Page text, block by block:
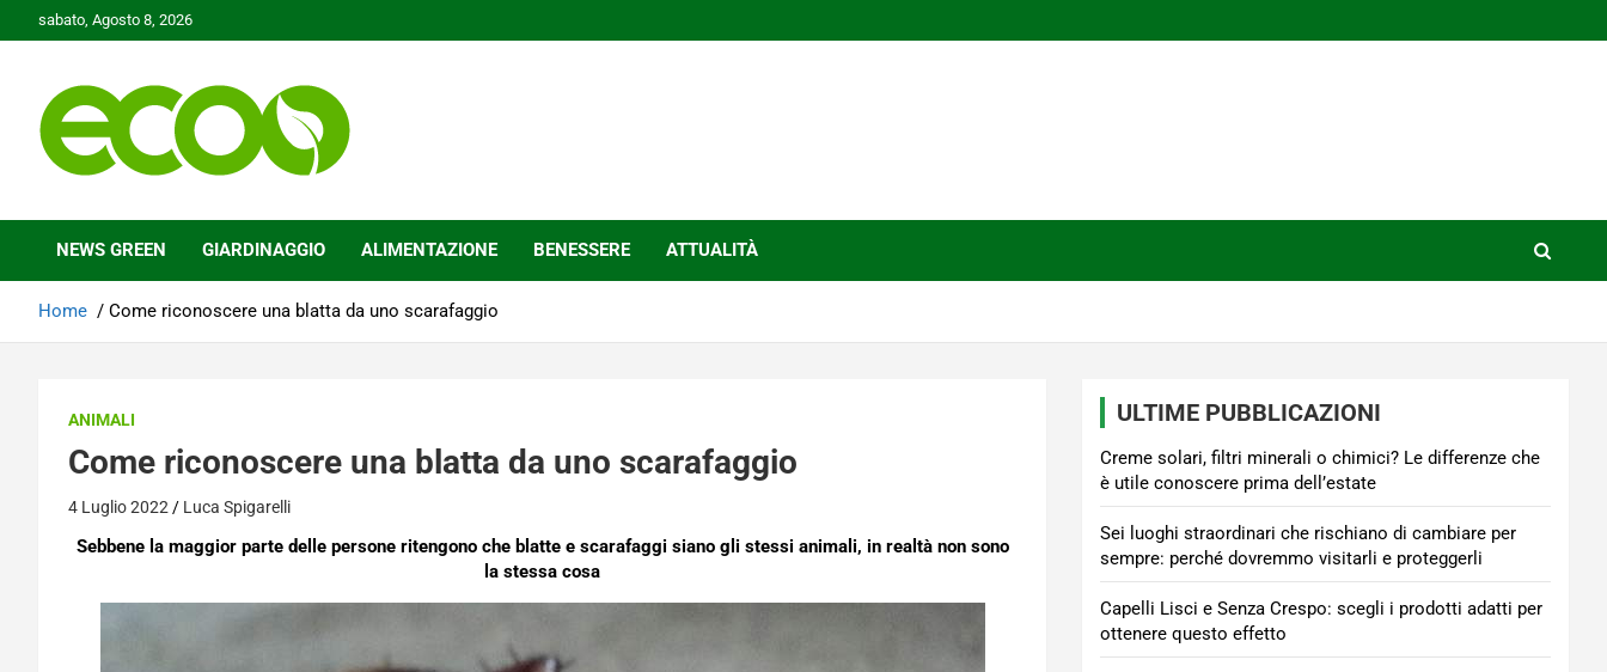
to
sabato, Agosto 8, 2026
Ecoo.it
NEWS GREEN GIARDINAGGIO ALIMENTAZIONE BENESSERE ATTUALITÀ
Home Come riconoscere una blatta da uno scarafaggio
ANIMALI
Come riconoscere una blatta da uno scarafaggio
4 Luglio 2022 Luca Spigarelli
Sebbene la maggior parte delle persone ritengono che blatte e scarafaggi siano gli stessi animali, in realtà non sono
la stessa cosa
ULTIME PUBBLICAZIONI
Creme solari, filtri minerali o chimici? Le differenze che
è utile conoscere prima dell’estate
Sei luoghi straordinari che rischiano di cambiare per
sempre: perché dovremmo visitarli e proteggerli
Capelli Lisci e Senza Crespo: scegli i prodotti adatti per
ottenere questo effetto